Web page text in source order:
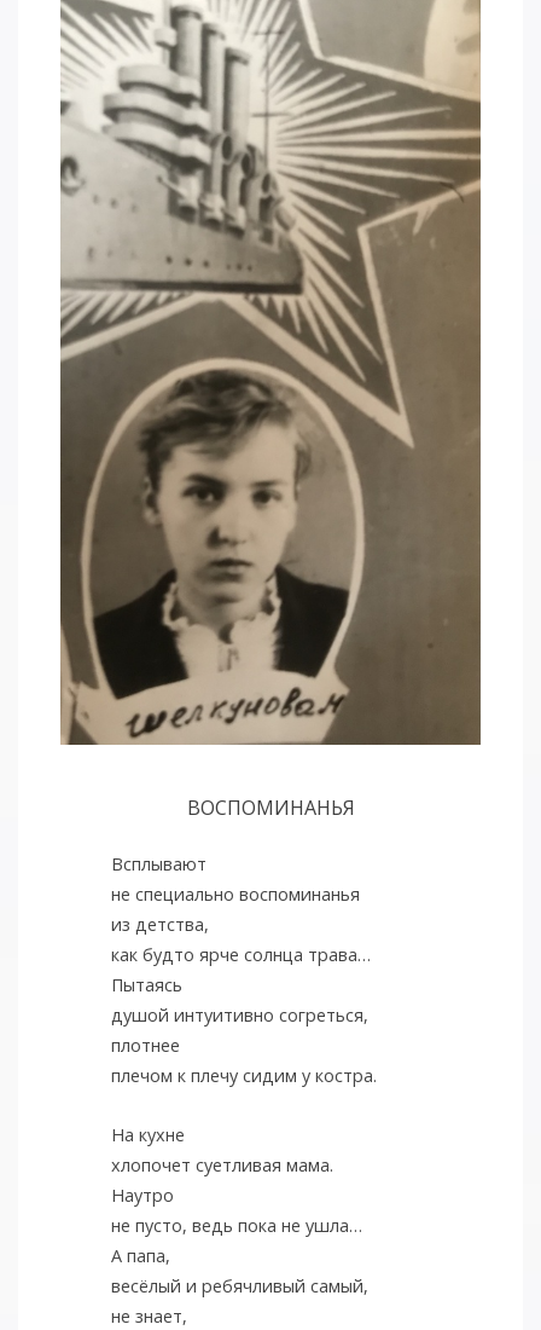
ВОСПОМИНАНЬЯ
Всплывают
не специально воспоминанья
из детства,
как будто ярче солнца трава…
Пытаясь
душой интуитивно согреться,
плотнее
плечом к плечу сидим у костра.
На кухне
хлопочет суетливая мама.
Наутро
не пусто, ведь пока не ушла…
А папа,
весёлый и ребячливый самый,
не знает,